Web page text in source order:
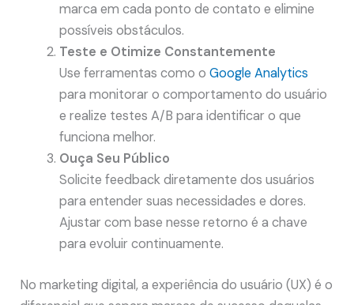
marca em cada ponto de contato e elimine
possíveis obstáculos.
Teste e Otimize Constantemente
Use ferramentas como o Google Analytics
para monitorar o comportamento do usuário
e realize testes A/B para identificar o que
funciona melhor.
Ouça Seu Público
Solicite feedback diretamente dos usuários
para entender suas necessidades e dores.
Ajustar com base nesse retorno é a chave
para evoluir continuamente.
No marketing digital, a experiência do usuário (UX) é o